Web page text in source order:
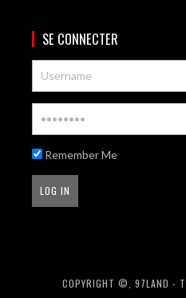
SE CONNECTER
Remember Me
COPYRIGHT ©, 97LAND -